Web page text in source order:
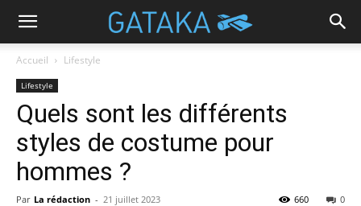
Accueil Lifestyle
Lifestyle
Quels sont les différents
styles de costume pour
hommes ?
Par La rédaction - 21 juillet 2023 0
660